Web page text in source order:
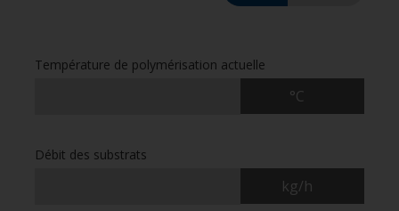
Température de polymérisation actuelle
°C
Débit des substrats
kg/h